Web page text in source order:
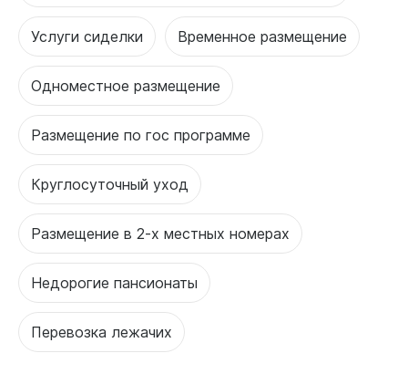
Услуги сиделки Временное размещение
Одноместное размещение
Размещение по гос программе
Круглосуточный уход
Размещение в 2-х местных номерах
Недорогие пансионаты
Перевозка лежачих